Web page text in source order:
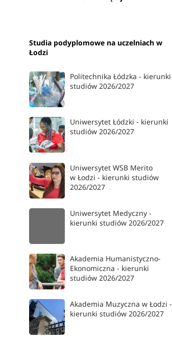
Studia podyplomowe na uczelniach w
Łodzi
Politechnika Łódzka - kierunki
studiów 2026/2027
Uniwersytet Łódzki - kierunki
studiów 2026/2027
Uniwersytet WSB Merito
w Łodzi - kierunki studiów
2026/2027
Uniwersytet Medyczny -
kierunki studiów 2026/2027
Akademia Humanistyczno-
Ekonomiczna - kierunki
studiów 2026/2027
Akademia Muzyczna w Łodzi -
kierunki studiów 2026/2027